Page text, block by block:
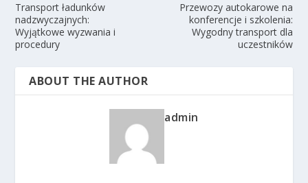
Transport ładunków
nadzwyczajnych:
Wyjątkowe wyzwania i
procedury
Przewozy autokarowe na
konferencje i szkolenia:
Wygodny transport dla
uczestników
ABOUT THE AUTHOR
admin